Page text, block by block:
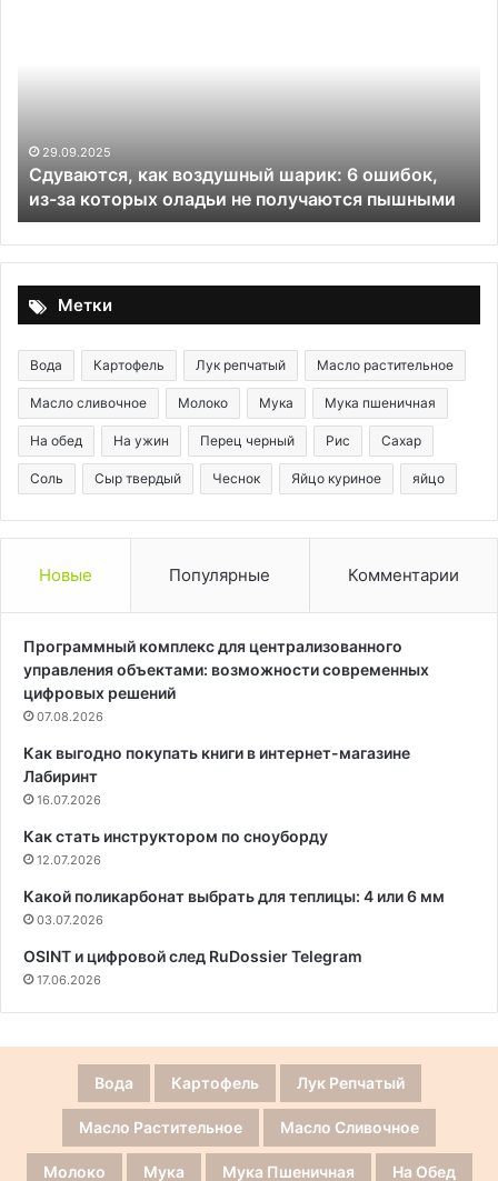
29.09.2025
Сдуваются, как воздушный шарик: 6 ошибок,
из-за которых оладьи не получаются пышными
из
Метки
Вода Картофель Лук репчатый Масло растительное
Масло сливочное Молоко Мука Мука пшеничная
На обед На ужин Перец черный Рис Сахар
Соль Сыр твердый Чеснок Яйцо куриное яйцо
Новые Популярные Комментарии
Программный комплекс для централизованного
управления объектами: возможности современных
цифровых решений
07.08.2026
Как выгодно покупать книги в интернет-магазине
Лабиринт
16.07.2026
Как стать инструктором по сноуборду
12.07.2026
Какой поликарбонат выбрать для теплицы: 4 или 6 мм
03.07.2026
OSINT и цифровой след RuDossier Telegram
17.06.2026
Вода Картофель Лук Репчатый
Масло Растительное Масло Сливочное
Молоко Мука Мука Пшеничная На Обед